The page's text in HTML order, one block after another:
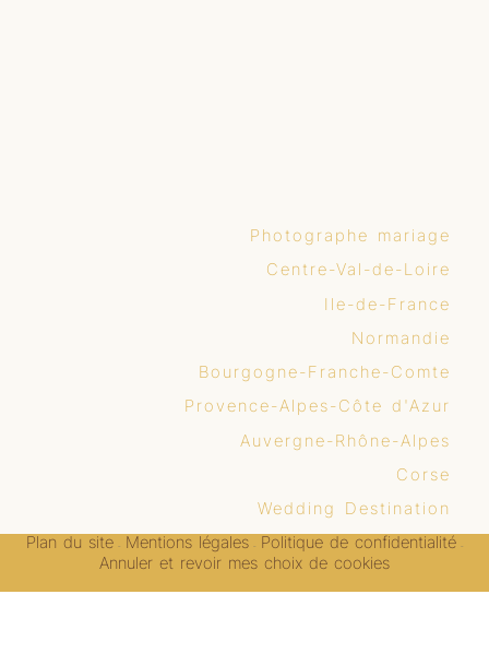
Photographe mariage
Centre-Val-de-Loire
Ile-de-France
Normandie
Bourgogne-Franche-Comte
Provence-Alpes-Côte d'Azur
Auvergne-Rhône-Alpes
Corse
Wedding Destination
Plan du site- Mentions légales- Politique de confidentialité-
Annuler et revoir mes choix de cookies